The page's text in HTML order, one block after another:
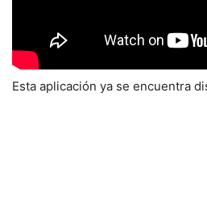
Esta aplicación ya se encuentra